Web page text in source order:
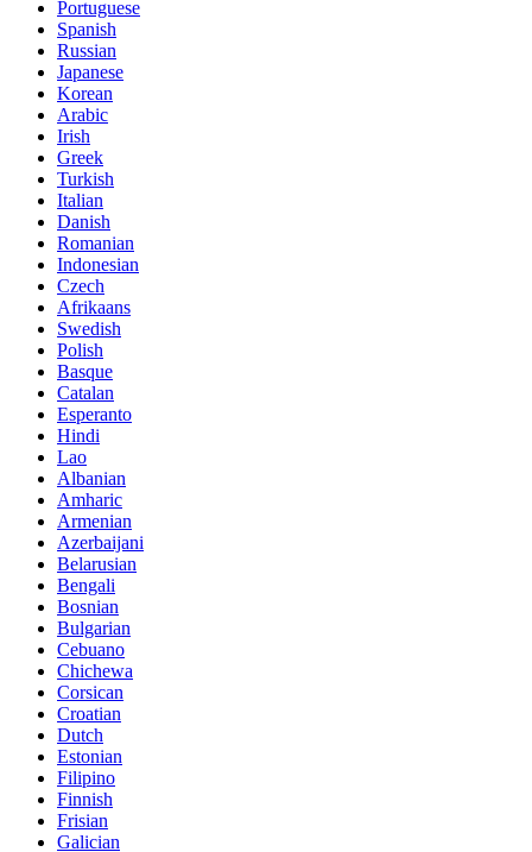
Portuguese
Spanish
Russian
Japanese
Korean
Arabic
Irish
Greek
Turkish
Italian
Danish
Romanian
Indonesian
Czech
Afrikaans
Swedish
Polish
Basque
Catalan
Esperanto
Hindi
Lao
Albanian
Amharic
Armenian
Azerbaijani
Belarusian
Bengali
Bosnian
Bulgarian
Cebuano
Chichewa
Corsican
Croatian
Dutch
Estonian
Filipino
Finnish
Frisian
Galician